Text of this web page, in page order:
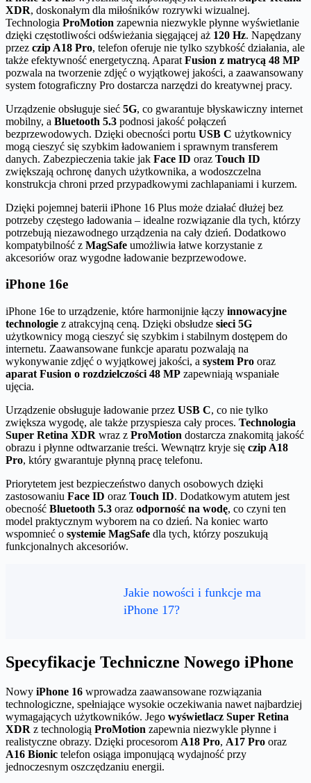
XDR, doskonałym dla miłośników rozrywki wizualnej.
Technologia ProMotion zapewnia niezwykle płynne wyświetlanie
dzięki częstotliwości odświeżania sięgającej aż 120 Hz. Napędzany
przez czip A18 Pro, telefon oferuje nie tylko szybkość działania, ale
także efektywność energetyczną. Aparat Fusion z matrycą 48 MP
pozwala na tworzenie zdjęć o wyjątkowej jakości, a zaawansowany
system fotograficzny Pro dostarcza narzędzi do kreatywnej pracy.
Urządzenie obsługuje sieć 5G, co gwarantuje błyskawiczny internet
mobilny, a Bluetooth 5.3 podnosi jakość połączeń
bezprzewodowych. Dzięki obecności portu USB C użytkownicy
mogą cieszyć się szybkim ładowaniem i sprawnym transferem
danych. Zabezpieczenia takie jak Face ID oraz Touch ID
zwiększają ochronę danych użytkownika, a wodoszczelna
konstrukcja chroni przed przypadkowymi zachlapaniami i kurzem.
Dzięki pojemnej baterii iPhone 16 Plus może działać dłużej bez
potrzeby częstego ładowania – idealne rozwiązanie dla tych, którzy
potrzebują niezawodnego urządzenia na cały dzień. Dodatkowo
kompatybilność z MagSafe umożliwia łatwe korzystanie z
akcesoriów oraz wygodne ładowanie bezprzewodowe.
iPhone 16e
iPhone 16e to urządzenie, które harmonijnie łączy innowacyjne
technologie z atrakcyjną ceną. Dzięki obsłudze sieci 5G
użytkownicy mogą cieszyć się szybkim i stabilnym dostępem do
internetu. Zaawansowane funkcje aparatu pozwalają na
wykonywanie zdjęć o wyjątkowej jakości, a system Pro oraz
aparat Fusion o rozdzielczości 48 MP zapewniają wspaniałe
ujęcia.
Urządzenie obsługuje ładowanie przez USB C, co nie tylko
zwiększa wygodę, ale także przyspiesza cały proces. Technologia
Super Retina XDR wraz z ProMotion dostarcza znakomitą jakość
obrazu i płynne odtwarzanie treści. Wewnątrz kryje się czip A18
Pro, który gwarantuje płynną pracę telefonu.
Priorytetem jest bezpieczeństwo danych osobowych dzięki
zastosowaniu Face ID oraz Touch ID. Dodatkowym atutem jest
obecność Bluetooth 5.3 oraz odporność na wodę, co czyni ten
model praktycznym wyborem na co dzień. Na koniec warto
wspomnieć o systemie MagSafe dla tych, którzy poszukują
funkcjonalnych akcesoriów.
Jakie nowości i funkcje ma
iPhone 17?
Specyfikacje Techniczne Nowego iPhone
Nowy iPhone 16 wprowadza zaawansowane rozwiązania
technologiczne, spełniające wysokie oczekiwania nawet najbardziej
wymagających użytkowników. Jego wyświetlacz Super Retina
XDR z technologią ProMotion zapewnia niezwykle płynne i
realistyczne obrazy. Dzięki procesorom A18 Pro, A17 Pro oraz
A16 Bionic telefon osiąga imponującą wydajność przy
jednoczesnym oszczędzaniu energii.